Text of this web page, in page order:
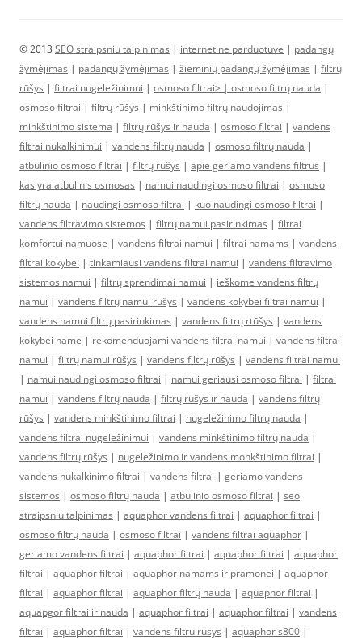
© 2013 SEO straipsniu talpinimas | internetine parduotuve | padangų
žymėjimas | padangų žymėjimas | žieminių padangų žymėjimas | filtrų
rūšys | filtrai nugeležinimui | osmoso filtrai> | osmoso filtrų nauda |
osmoso filtrai | filtrų rūšys | minkštinimo filtrų naudojimas |
minkštinimo sistema | filtrų rūšys ir nauda | osmoso filtrai | vandens
filtrai nukalkinimui | vandens filtrų nauda | osmoso filtrų nauda |
atbulinio osmoso filtrai | filtrų rūšys | apie geriamo vandens filtrus |
kas yra atbulinis osmosas | namui naudingi osmoso filtrai | osmoso
filtrų nauda | naudingi osmoso filtrai | kuo naudingi osmoso filtrai |
vandens filtravimo sistemos | filtrų namui pasirinkimas | filtrai
komfortui namuose | vandens filtrai namui | filtrai namams | vandens
filtrai kokybei | tinkamiausi vandens filtrai namui | vandens filtravimo
sistemos namui | filtrų sprendimai namui | ieškome vandens filtrų
namui | vandens filtrų namui rūšys | vandens kokybei filtrai namui |
vandens namui filtrų pasirinkimas | vandens filtrų rtūšys | vandens
kokybei name | rekomenduojami vandens filtrai namui | vandens filtrai
namui | filtrų namui rūšys | vandens filtrų rūšys | vandens filtrai namui
| namui naudingi osmoso filtrai | namui geriausi osmoso filtrai | filtrai
namui | vandens filtrų nauda | filtrų rūšys ir nauda | vandens filtrų
rūšys | vandens minkštinimo filtrai | nugeležinimo filtrų nauda |
vandens filtrai nugeležinimui | vandens minkštinimo filtrų nauda |
vandens filtrų rūšys | nugeležinimo ir vandens monkštinimo filtrai |
vandens nukalkinimo filtrai | vandens filtrai | geriamo vandens
sistemos | osmoso filtrų nauda | atbulinio osmoso filtrai | seo
straipsniu talpinimas | aquaphor vandens filtrai | aquaphor filtrai |
osmoso filtrų nauda | osmoso filtrai | vandens filtrai aquaphor |
geriamo vandens filtrai | aquaphor filtrai | aquaphor filtrai | aquaphor
filtrai | aquaphor filtrai | aquaphor namams ir pramonei | aquaphor
filtrai | aquaphor filtrai | aquaphor filtrų nauda | aquaphor filtrai |
aquapgor filtrai ir nauda | aquaphor filtrai | aquaphor filtrai | vandens
filtrai | aquaphor filtrai | vandens filtru rusys | aquaphor s800 |